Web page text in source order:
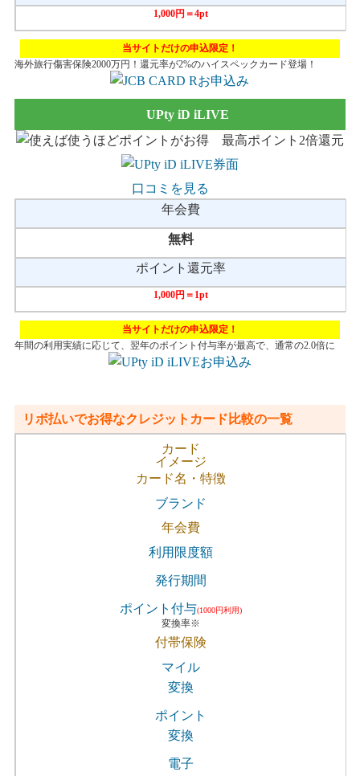
1,000円＝4pt
当サイトだけの申込限定！
海外旅行傷害保険2000万円！還元率が2%のハイスペックカード登場！
UPty iD iLIVE
口コミを見る
年会費
無料
ポイント還元率
1,000円＝1pt
当サイトだけの申込限定！
年間の利用実績に応じて、翌年のポイント付与率が最高で、通常の2.0倍に
リボ払いでお得なクレジットカード比較の一覧
カード
イメージ
カード名・特徴
ブランド
年会費
利用限度額
発行期間
ポイント付与(1000円利用)
変換率※
付帯保険
マイル
変換
ポイント
変換
電子